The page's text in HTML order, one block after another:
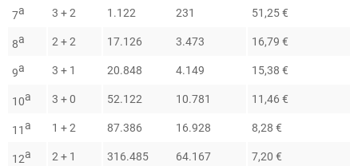
7a 3 + 2 1.122 231 51,25 €
8a 2 + 2 17.126 3.473 16,79 €
9a 3 + 1 20.848 4.149 15,38 €
10a 3 + 0 52.122 10.781 11,46 €
11a 1 + 2 87.386 16.928 8,28 €
12a 2 + 1 316.485 64.167 7,20 €